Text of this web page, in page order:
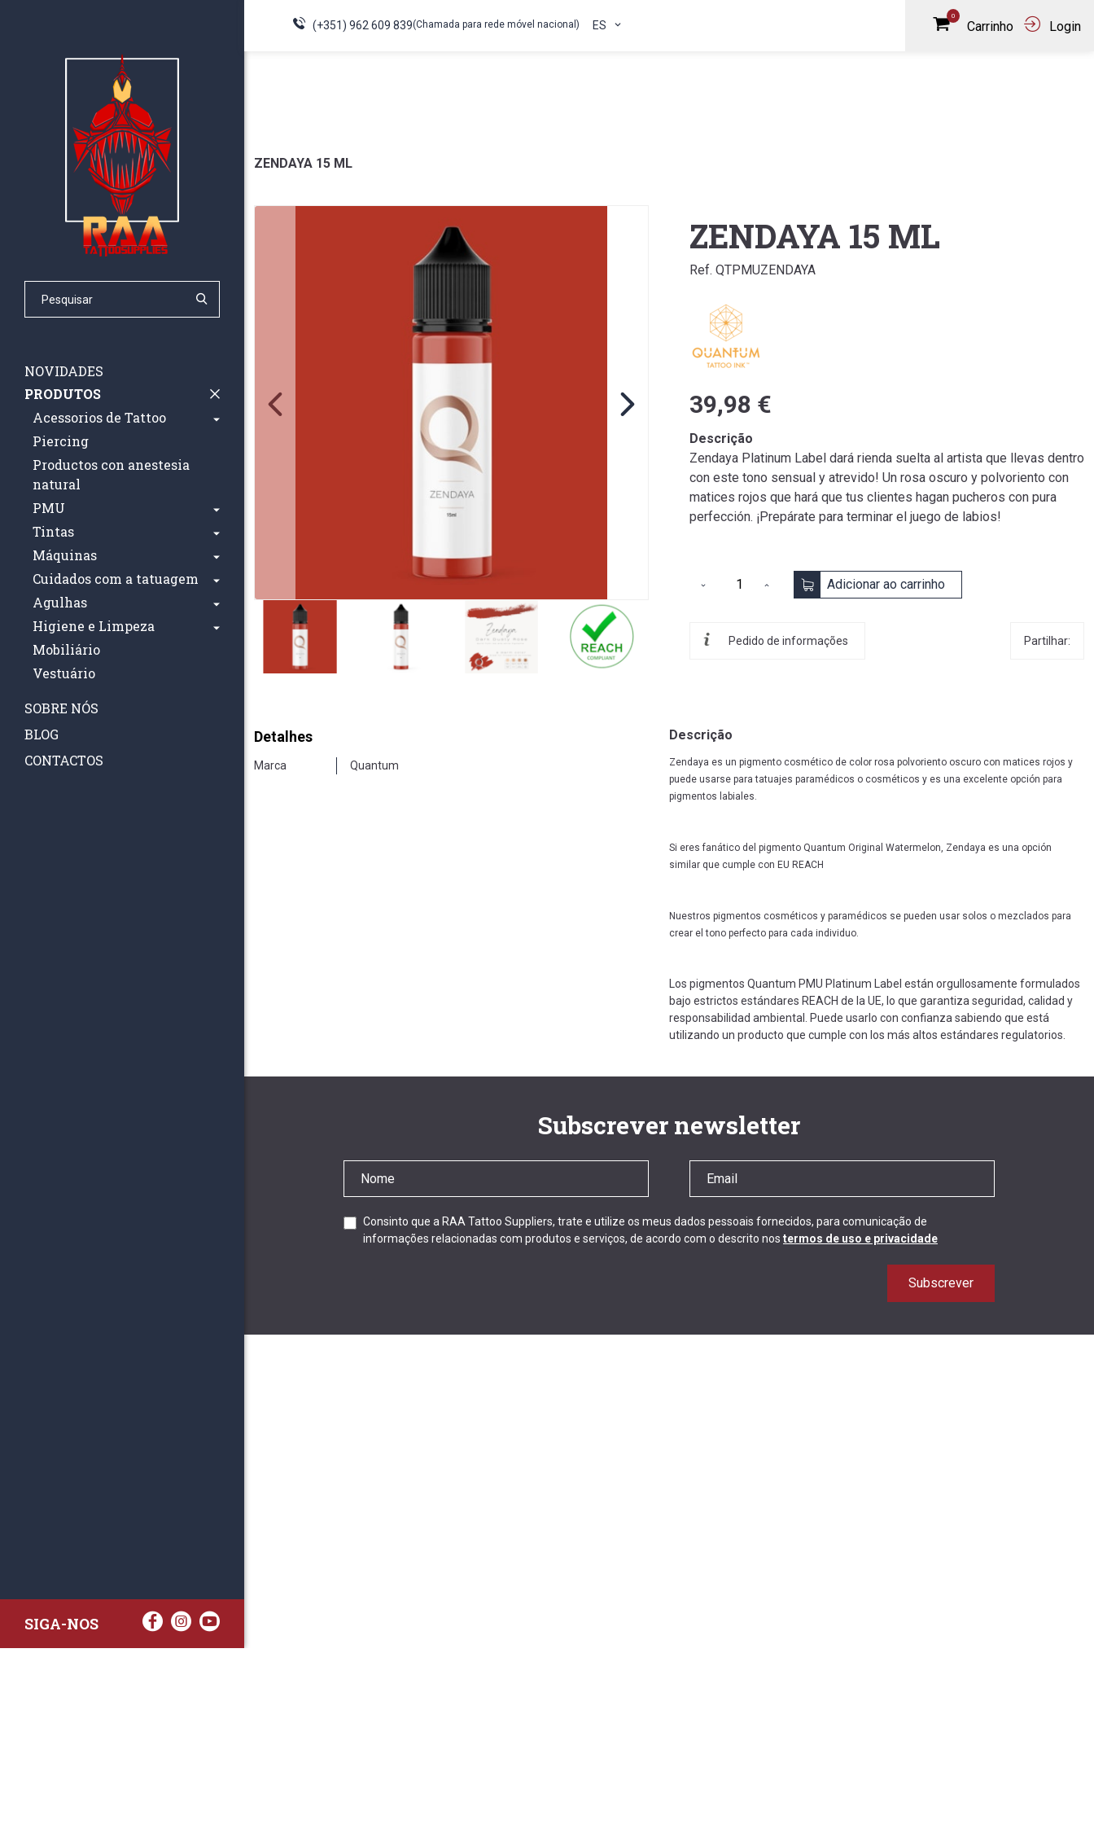
NOVIDADES
PRODUTOS
Acessorios de Tattoo
Piercing
Productos con anestesia
natural
PMU
Tintas
Máquinas
Cuidados com a tatuagem
Agulhas
Higiene e Limpeza
Mobiliário
Vestuário
SOBRE NÓS
BLOG
CONTACTOS
SIGA-NOS
(+351) 962 609 839(Chamada para rede móvel nacional) ES
0
Carrinho Login
ZENDAYA 15 ML
ZENDAYA 15 ML
Ref. QTPMUZENDAYA
39,98 €
Descrição
Zendaya Platinum Label dará rienda suelta al artista que llevas dentro
con este tono sensual y atrevido! Un rosa oscuro y polvoriento con
matices rojos que hará que tus clientes hagan pucheros con pura
perfección. ¡Prepárate para terminar el juego de labios!
Adicionar ao carrinho
Pedido de informações Partilhar:
Detalhes
Marca Quantum
Descrição
Zendaya es un pigmento cosmético de color rosa polvoriento oscuro con matices rojos y
puede usarse para tatuajes paramédicos o cosméticos y es una excelente opción para
pigmentos labiales.
Si eres fanático del pigmento Quantum Original Watermelon, Zendaya es una opción
similar que cumple con EU REACH
Nuestros pigmentos cosméticos y paramédicos se pueden usar solos o mezclados para
crear el tono perfecto para cada individuo.
Los pigmentos Quantum PMU Platinum Label están orgullosamente formulados
bajo estrictos estándares REACH de la UE, lo que garantiza seguridad, calidad y
responsabilidad ambiental. Puede usarlo con confianza sabiendo que está
utilizando un producto que cumple con los más altos estándares regulatorios.
Subscrever newsletter
Consinto que a RAA Tattoo Suppliers, trate e utilize os meus dados pessoais fornecidos, para comunicação de
informações relacionadas com produtos e serviços, de acordo com o descrito nos termos de uso e privacidade
Subscrever